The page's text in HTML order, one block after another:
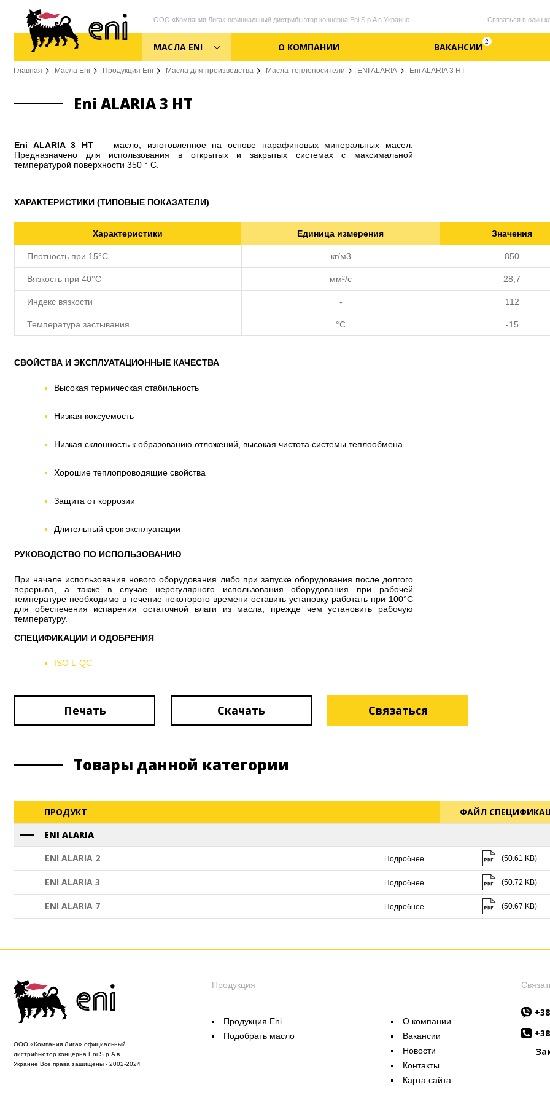
ООО «Компания Лига» официальный дистрибьютор концерна Eni S.p.A в Украине Связаться в один
МАСЛА ENI О КОМПАНИИ ВАКАНСИИ 2
Главная Масла Eni Продукция Eni Масла для производства Масла-теплоносители ENI ALARIA Eni ALARIA 3 HT
Eni ALARIA 3 HT
Eni ALARIA 3 HT— масло, изготовленное на основе парафиновых минеральных масел.
Предназначено для использования в открытых и закрытых системах с максимальной
температурой поверхности 350 ° C.
ХАРАКТЕРИСТИКИ (ТИПОВЫЕ ПОКАЗАТЕЛИ)
Характеристики Единица измерения Значения
Плотность при 15°С кг/м3 850
Вязкость при 40°C мм²/с 28,7
Индекс вязкости - 112
Температура застывания °C -15
СВОЙСТВА И ЭКСПЛУАТАЦИОННЫЕ КАЧЕСТВА
Высокая термическая стабильность
Низкая коксуемость
Низкая склонность к образованию отложений, высокая чистота системы теплообмена
Хорошие теплопроводящие свойства
Защита от коррозии
Длительный срок эксплуатации
РУКОВОДСТВО ПО ИСПОЛЬЗОВАНИЮ
При начале использования нового оборудования либо при запуске оборудования после долгого
перерыва, а также в случае нерегулярного использования оборудования при рабочей
температуре необходимо в течение некоторого времени оставить установку работать при 100°С
для обеспечения испарения остаточной влаги из масла, прежде чем установить рабочую
температуру.
СПЕЦИФИКАЦИИ И ОДОБРЕНИЯ
ISO L-QC
Печать Скачать Связаться
Товары данной категории
ПРОДУКТ
ФАЙЛ
ENI ALARIA
ENI ALARIA 2
Подробнее (50.61 KB)
ENI ALARIA 3 Подробнее
Скачать (50.72
(50.72 KB)
ENI ALARIA 7 Подробнее
Скачать (50.67
(50.67 KB)
ООО «Компания Лига» официальный
дистрибьютор концерна Eni S.p.A в
Украине Все права защищены - 2002-2024
Продукция
Продукция Eni
Подобрать масло
О компании
Вакансии
Новости
Контакты
Карта сайта